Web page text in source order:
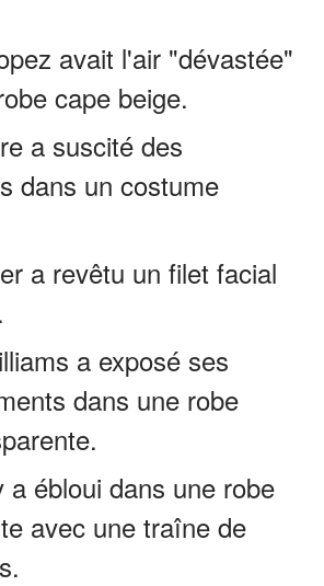
avait l'air "dévastée"
cape beige.
a suscité des
dans un costume
a revêtu un filet facial
a exposé ses
dans une robe
a ébloui dans une robe
avec une traîne de